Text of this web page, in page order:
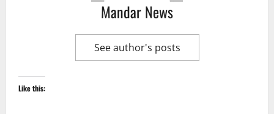
Mandar News
See author's posts
Like this: